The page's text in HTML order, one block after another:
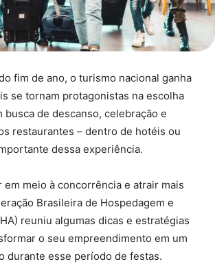
fim de ano, o turismo nacional ganha
se tornam protagonistas na escolha
busca de descanso, celebração e
restaurantes – dentro de hotéis ou
dessa experiência.
em meio à concorrência e atrair mais
Brasileira de Hospedagem e
reuniu algumas dicas e estratégias
o seu empreendimento em um
durante esse período de festas.